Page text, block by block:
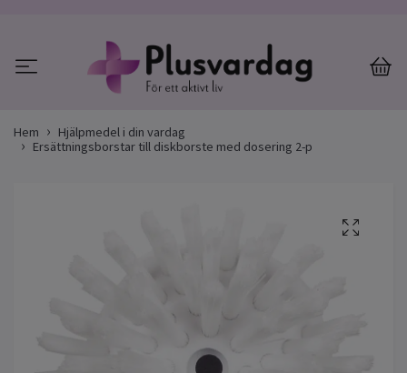
Hem
Hjälpmedel i din vardag
Ersättningsborstar till diskborste med dosering 2-p